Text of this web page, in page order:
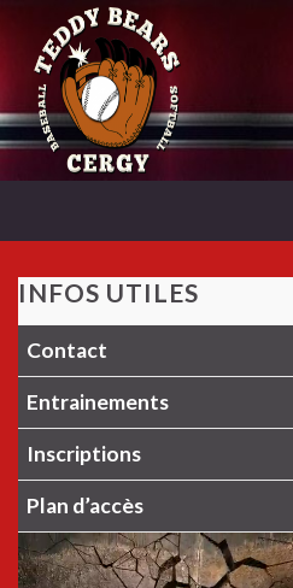
INFOS UTILES
Contact
Entrainements
Inscriptions
Plan d’accès